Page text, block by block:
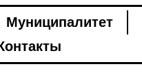
Муниципалитет